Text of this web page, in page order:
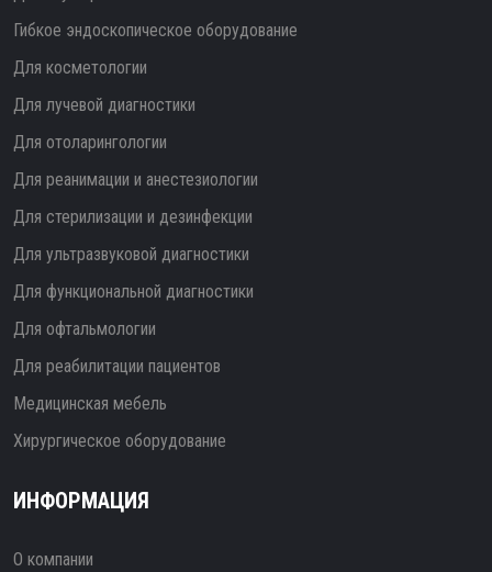
Гибкое эндоскопическое оборудование
Для косметологии
Для лучевой диагностики
Для отоларингологии
Для реанимации и анестезиологии
Для стерилизации и дезинфекции
Для ультразвуковой диагностики
Для функциональной диагностики
Для офтальмологии
Для реабилитации пациентов
Медицинская мебель
Хирургическое оборудование
ИНФОРМАЦИЯ
О компании